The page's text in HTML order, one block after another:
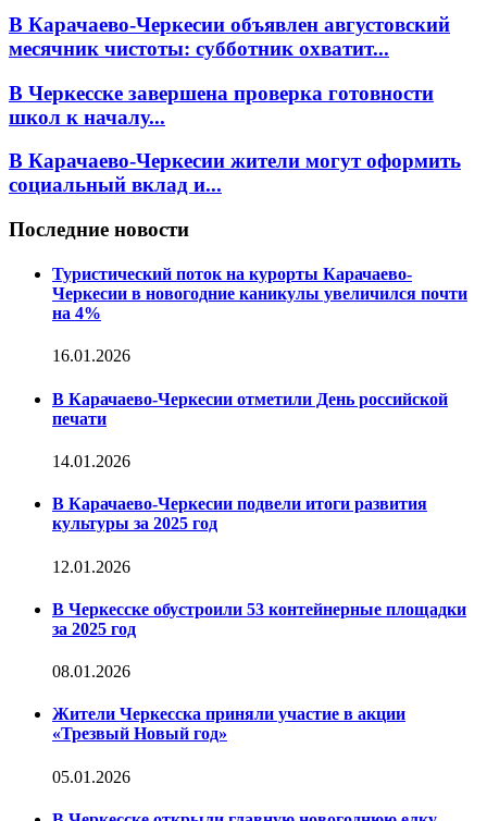
В Карачаево-Черкесии объявлен августовский
месячник чистоты: субботник охватит...
В Черкесске завершена проверка готовности
школ к началу...
В Карачаево-Черкесии жители могут оформить
социальный вклад и...
Последние новости
Туристический поток на курорты Карачаево-
Черкесии в новогодние каникулы увеличился почти
на 4%
16.01.2026
В Карачаево-Черкесии отметили День российской
печати
14.01.2026
В Карачаево-Черкесии подвели итоги развития
культуры за 2025 год
12.01.2026
В Черкесске обустроили 53 контейнерные площадки
за 2025 год
08.01.2026
Жители Черкесска приняли участие в акции
«Трезвый Новый год»
05.01.2026